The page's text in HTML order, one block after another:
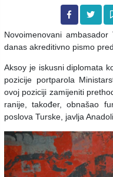
Novoimenovani
danas akreditivno pismo
Aksoy je iskusni diplomata
pozicije portparola
ovoj poziciji zamijeniti
ranije, također, obnašao
poslova Turske, javlja